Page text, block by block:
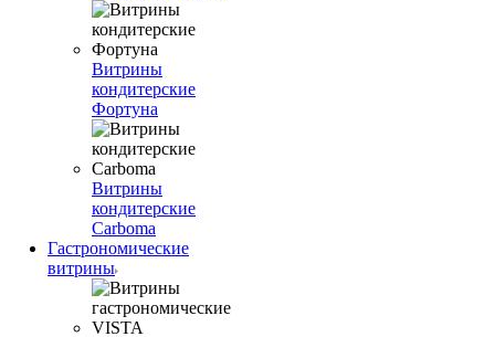
Витрины
кондитерские
Фортуна
Витрины
кондитерские
Carboma
Гастрономические
витрины